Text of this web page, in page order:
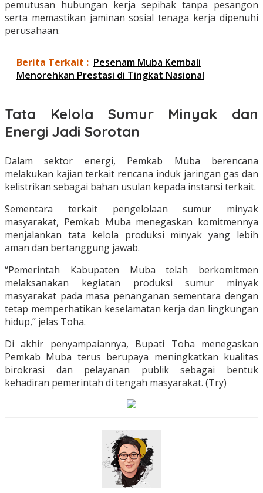
pemutusan hubungan kerja sepihak tanpa pesangon
serta memastikan jaminan sosial tenaga kerja dipenuhi
perusahaan.
Berita Terkait : Pesenam Muba Kembali
Menorehkan Prestasi di Tingkat Nasional
Tata Kelola Sumur Minyak dan
Energi Jadi Sorotan
Dalam sektor energi, Pemkab Muba berencana
melakukan kajian terkait rencana induk jaringan gas dan
kelistrikan sebagai bahan usulan kepada instansi terkait.
Sementara terkait pengelolaan sumur minyak
masyarakat, Pemkab Muba menegaskan komitmennya
menjalankan tata kelola produksi minyak yang lebih
aman dan bertanggung jawab.
“Pemerintah Kabupaten Muba telah berkomitmen
melaksanakan kegiatan produksi sumur minyak
masyarakat pada masa penanganan sementara dengan
tetap memperhatikan keselamatan kerja dan lingkungan
hidup,” jelas Toha.
Di akhir penyampaiannya, Bupati Toha menegaskan
Pemkab Muba terus berupaya meningkatkan kualitas
birokrasi dan pelayanan publik sebagai bentuk
kehadiran pemerintah di tengah masyarakat. (Try)